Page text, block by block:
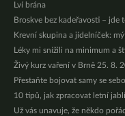
Lví brána
Broskve bez kadeřavosti – jde
Krevní skupina a jídelníček:
Léky mi snížili na minimum a
Živý kurz vaření v Brně 25. 8.
Přestaňte bojovat samy se
10 tipů, jak zpracovat letní
Už vás unavuje, že někdo